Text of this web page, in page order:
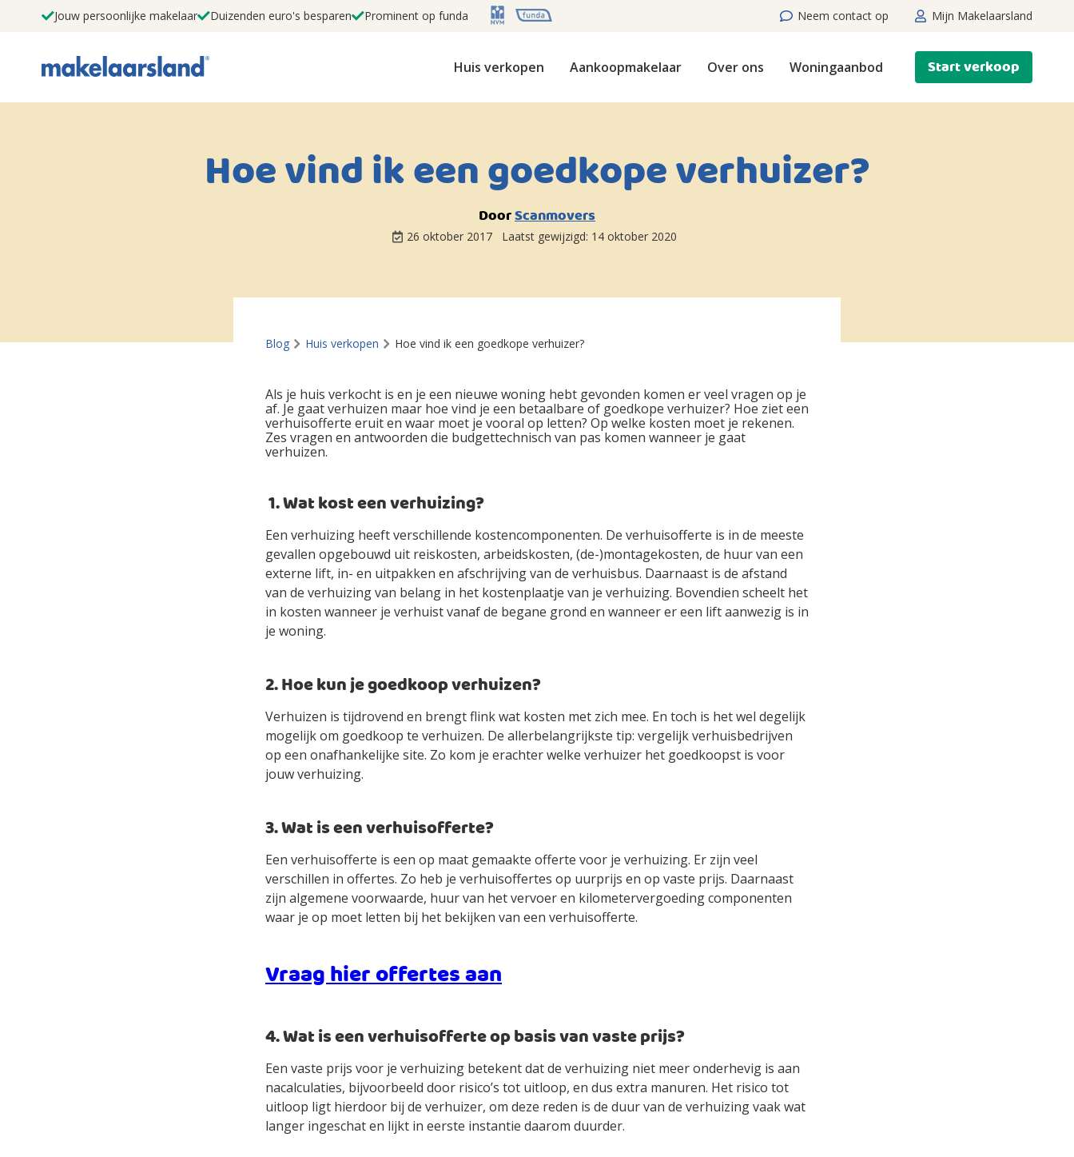
Jouw persoonlijke makelaar Duizenden euro's besparen Prominent op funda Neem contact op Mijn Makelaarsland
Huis verkopen Aankoopmakelaar Over ons Woningaanbod Start verkoop
Hoe vind ik een goedkope verhuizer?
DoorScanmovers
26 oktober 2017 Laatst gewijzigd: 14 oktober 2020
Blog Huis verkopen Hoe vind ik een goedkope verhuizer?
Als je huis verkocht is en je een nieuwe woning hebt gevonden komen er veel vragen op je
af. Je gaat verhuizen maar hoe vind je een betaalbare of goedkope verhuizer? Hoe ziet een
verhuisofferte eruit en waar moet je vooral op letten? Op welke kosten moet je rekenen.
Zes vragen en antwoorden die budgettechnisch van pas komen wanneer je gaat
verhuizen.
1. Wat kost een verhuizing?
Een verhuizing heeft verschillende kostencomponenten. De verhuisofferte is in de meeste
gevallen opgebouwd uit reiskosten, arbeidskosten, (de-)montagekosten, de huur van een
externe lift, in- en uitpakken en afschrijving van de verhuisbus. Daarnaast is de afstand
van de verhuizing van belang in het kostenplaatje van je verhuizing. Bovendien scheelt het
in kosten wanneer je verhuist vanaf de begane grond en wanneer er een lift aanwezig is in
je woning.
2. Hoe kun je goedkoop verhuizen?
Verhuizen is tijdrovend en brengt flink wat kosten met zich mee. En toch is het wel degelijk
mogelijk om goedkoop te verhuizen. De allerbelangrijkste tip: vergelijk verhuisbedrijven
op een onafhankelijke site. Zo kom je erachter welke verhuizer het goedkoopst is voor
jouw verhuizing.
3. Wat is een verhuisofferte?
Een verhuisofferte is een op maat gemaakte offerte voor je verhuizing. Er zijn veel
verschillen in offertes. Zo heb je verhuisoffertes op uurprijs en op vaste prijs. Daarnaast
zijn algemene voorwaarde, huur van het vervoer en kilometervergoeding componenten
waar je op moet letten bij het bekijken van een verhuisofferte.
Vraag hier offertes aan
4. Wat is een verhuisofferte op basis van vaste prijs?
Een vaste prijs voor je verhuizing betekent dat de verhuizing niet meer onderhevig is aan
nacalculaties, bijvoorbeeld door risico’s tot uitloop, en dus extra manuren. Het risico tot
uitloop ligt hierdoor bij de verhuizer, om deze reden is de duur van de verhuizing vaak wat
langer ingeschat en lijkt in eerste instantie daarom duurder.